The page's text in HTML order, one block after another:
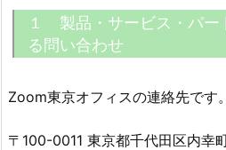
１ 製品・サービス・パー
る問い合わせ
Zoom東京オフィスの連絡先です。
〒100-0011 東京都千代田区内幸